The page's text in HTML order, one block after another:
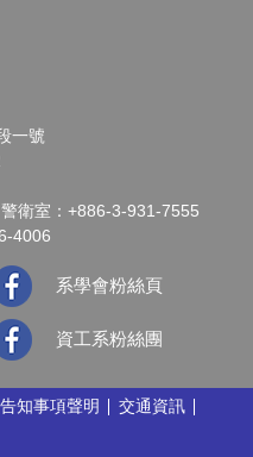
一號
衛室：+886-3-931-7555
4006
系學會粉絲頁
資工系粉絲團
知事項聲明
交通資訊